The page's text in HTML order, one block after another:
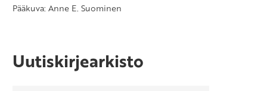
Pääkuva: Anne E. Suominen
Uutiskirjearkisto